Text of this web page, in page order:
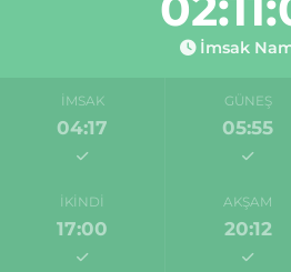
İmsak
İMSAK
04:17
GÜNEŞ
05:55
İKINDI
17:00
AKŞAM
20:12